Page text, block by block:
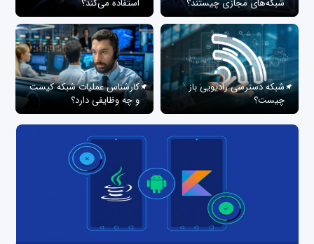
شبکه دسترسی رادیویی باز
چیست؟
کارشناس عملیات شبکه کیست
و چه وظایفی دارد؟